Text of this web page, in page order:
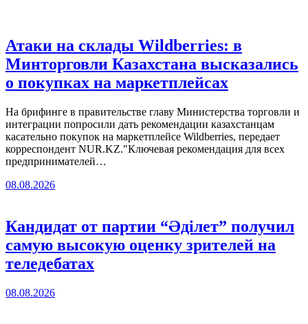
Атаки на склады Wildberries: в
Минторговли Казахстана высказались
о покупках на маркетплейсах
На брифинге в правительстве главу Министерства торговли и
интеграции попросили дать рекомендации казахстанцам
касательно покупок на маркетплейсе Wildberries, передает
корреспондент NUR.KZ."Ключевая рекомендация для всех
предпринимателей…
08.08.2026
Кандидат от партии “Әділет” получил
самую высокую оценку зрителей на
теледебатах
08.08.2026